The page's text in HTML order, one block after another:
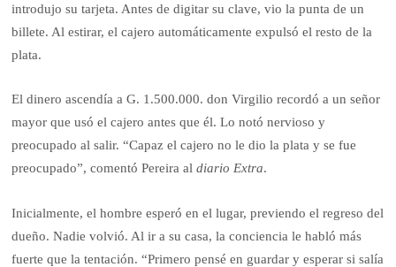
introdujo su tarjeta. Antes de digitar su clave, vio la punta de un
billete. Al estirar, el cajero automáticamente expulsó el resto de la
plata.
El dinero ascendía a G. 1.500.000. don Virgilio recordó a un señor
mayor que usó el cajero antes que él. Lo notó nervioso y
preocupado al salir. “Capaz el cajero no le dio la plata y se fue
preocupado”, comentó Pereira aldiario Extra.
Inicialmente, el hombre esperó en el lugar, previendo el regreso del
dueño. Nadie volvió. Al ir a su casa, la conciencia le habló más
fuerte que la tentación. “Primero pensé en guardar y esperar si salía